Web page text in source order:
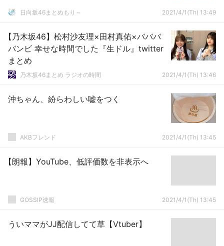
日向坂46まとめもり～ 2021/4/1(Th) 13:49
【乃木坂46】松村沙友理×田村真佑×バババ
バンビ 幸せな時間でした『生ドル』twitter
まとめ
乃木坂46まとめ ラジオの時間 2021/4/1(Th) 13:46
沖ちゃん、紛らわしい嘘をつく
AKBフレンド 2021/4/1(Th) 13:45
【朗報】YouTube、低評価数を非表示へ
GOSSIP速報 2021/4/1(Th) 13:45
ういママがJJ配信してて草【Vtuber】